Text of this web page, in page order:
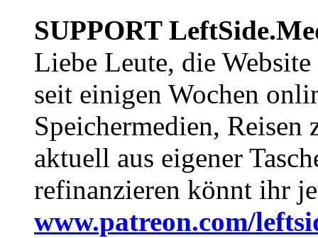
SUPPORT
Liebe Leute, die Website
seit einigen Wochen
Speichermedien, Reisen
aktuell aus eigener
refinanzieren könnt ihr
www.patreon.com/